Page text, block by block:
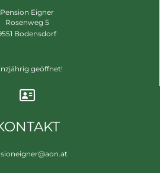
Pension Eigner
Rosenweg 5
Bodensdorf
geöffnet!
